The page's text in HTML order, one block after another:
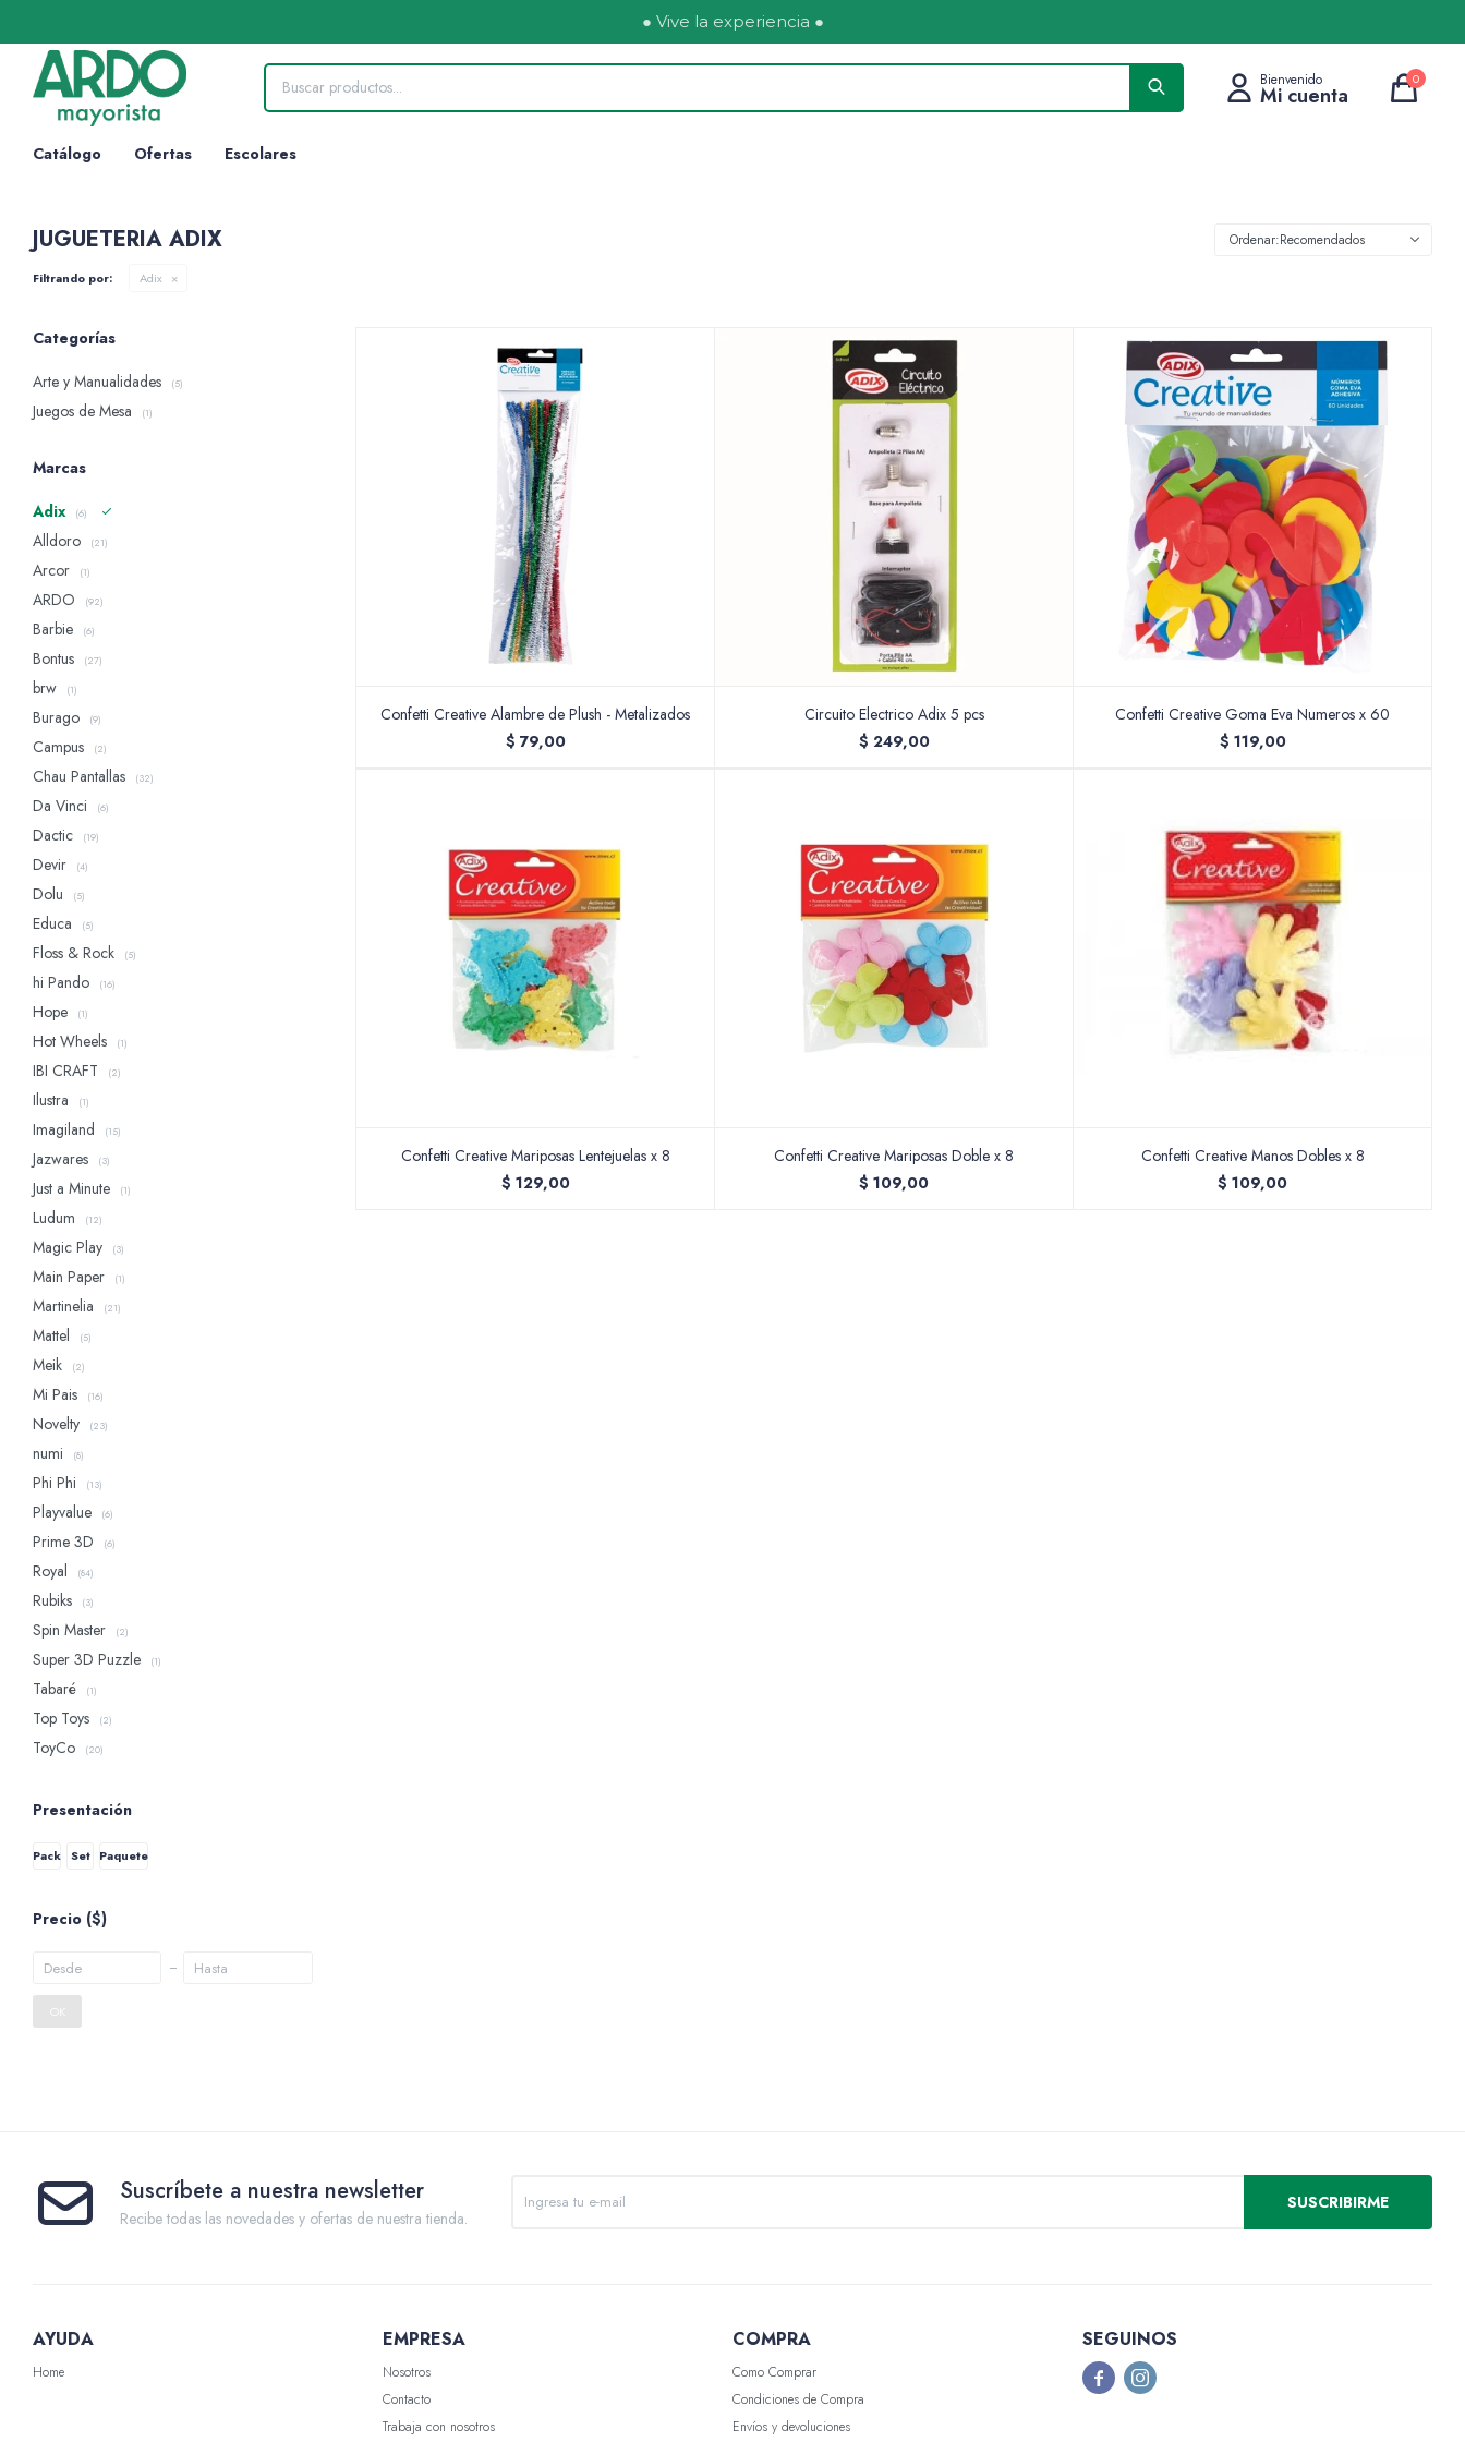
● Vive la experiencia ●
Catálogo Ofertas Escolares
0
JUGUETERIA ADIX Recomendados
Filtrando por: Adix
Confetti Creative Alambre de Plush - Metalizados
$ 79,00
Circuito Electrico Adix 5 pcs
$ 249,00
Confetti Creative Goma Eva Numeros x 60
$ 119,00
Confetti Creative Mariposas Lentejuelas x 8
$ 129,00
Confetti Creative Mariposas Doble x 8
$ 109,00
Confetti Creative Manos Dobles x 8
$ 109,00
Categorías
Arte y Manualidades
(5)
Juegos de Mesa (1)
Marcas
Adix
(6)
Alldoro (21)
Arcor (1)
ARDO (92)
Barbie (6)
Bontus (27)
brw (1)
Burago (9)
Campus (2)
Chau Pantallas (32)
Da Vinci (6)
Dactic (19)
Devir (4)
Dolu (5)
Educa (5)
Floss & Rock (5)
hi Pando (16)
Hope (1)
Hot Wheels (1)
IBI CRAFT (2)
Ilustra (1)
Imagiland (15)
Jazwares (3)
Just a Minute (1)
Ludum (12)
Magic Play (3)
Main Paper (1)
Martinelia (21)
Mattel (5)
Meik (2)
Mi Pais (16)
Novelty (23)
numi (8)
Phi Phi (13)
Playvalue (6)
Prime 3D (6)
Royal (84)
Rubiks (3)
Spin Master (2)
Super 3D Puzzle (1)
Tabaré (1)
Top Toys (2)
ToyCo (20)
Presentación
Pack Set Paquete
Precio ($)
OK
Suscríbete a nuestra newsletter
Recibe todas las novedades y ofertas de nuestra tienda.
SUSCRIBIRME
AYUDA
Home
EMPRESA
Nosotros
Contacto
Trabaja con nosotros
COMPRA
Como Comprar
Condiciones de Compra
Envíos y devoluciones
SEGUINOS
 